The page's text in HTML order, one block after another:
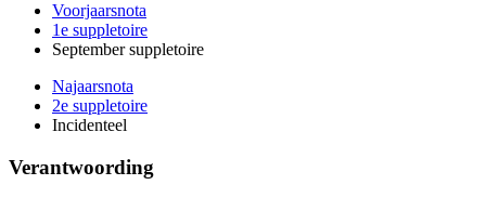
Voorjaarsnota
1e suppletoire
September suppletoire
Najaarsnota
2e suppletoire
Incidenteel
Verantwoording